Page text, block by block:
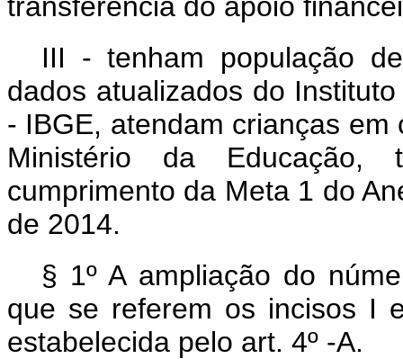
III - tenham população
dados atualizados do
- IBGE, atendam crianças
Ministério da
cumprimento da Meta 1 do
de 2014.
§ 1º A ampliação do
que se referem os incisos I
estabelecida pelo art. 4º -A.